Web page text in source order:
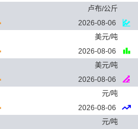
卢布/公斤
2026-08-06
美元/吨
2026-08-06
美元/吨
2026-08-06
元/吨
2026-08-06
元/吨